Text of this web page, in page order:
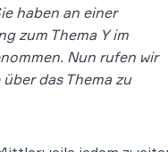
haben an einer
zum Thema Y im
Nun rufen wir
das Thema zu